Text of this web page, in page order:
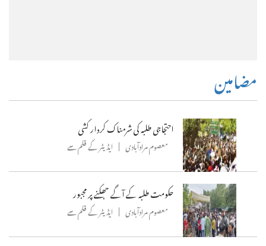
مضامین
احتجاجی طلبہ کی شرمناک کردار کشی
معصوم مرادآبادی ایڈیٹر کے قلم سے
حکومت طلبہ کے آگے جھکنے پر مجبور
معصوم مرادآبادی ایڈیٹر کے قلم سے